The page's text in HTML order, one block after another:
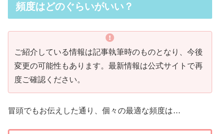
頻度はどのぐらいがいい？
ご紹介している情報は記事執筆時のものとなり、今後
変更の可能性もあります。最新情報は公式サイトで再
度ご確認ください。
冒頭でもお伝えした通り、個々の最適な頻度は…